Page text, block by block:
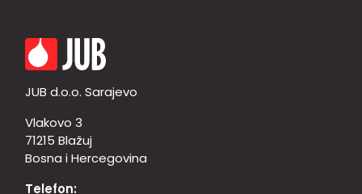
JUB d.o.o. Sarajevo
Vlakovo 3
71215 Blažuj
Bosna i Hercegovina
Telefon: